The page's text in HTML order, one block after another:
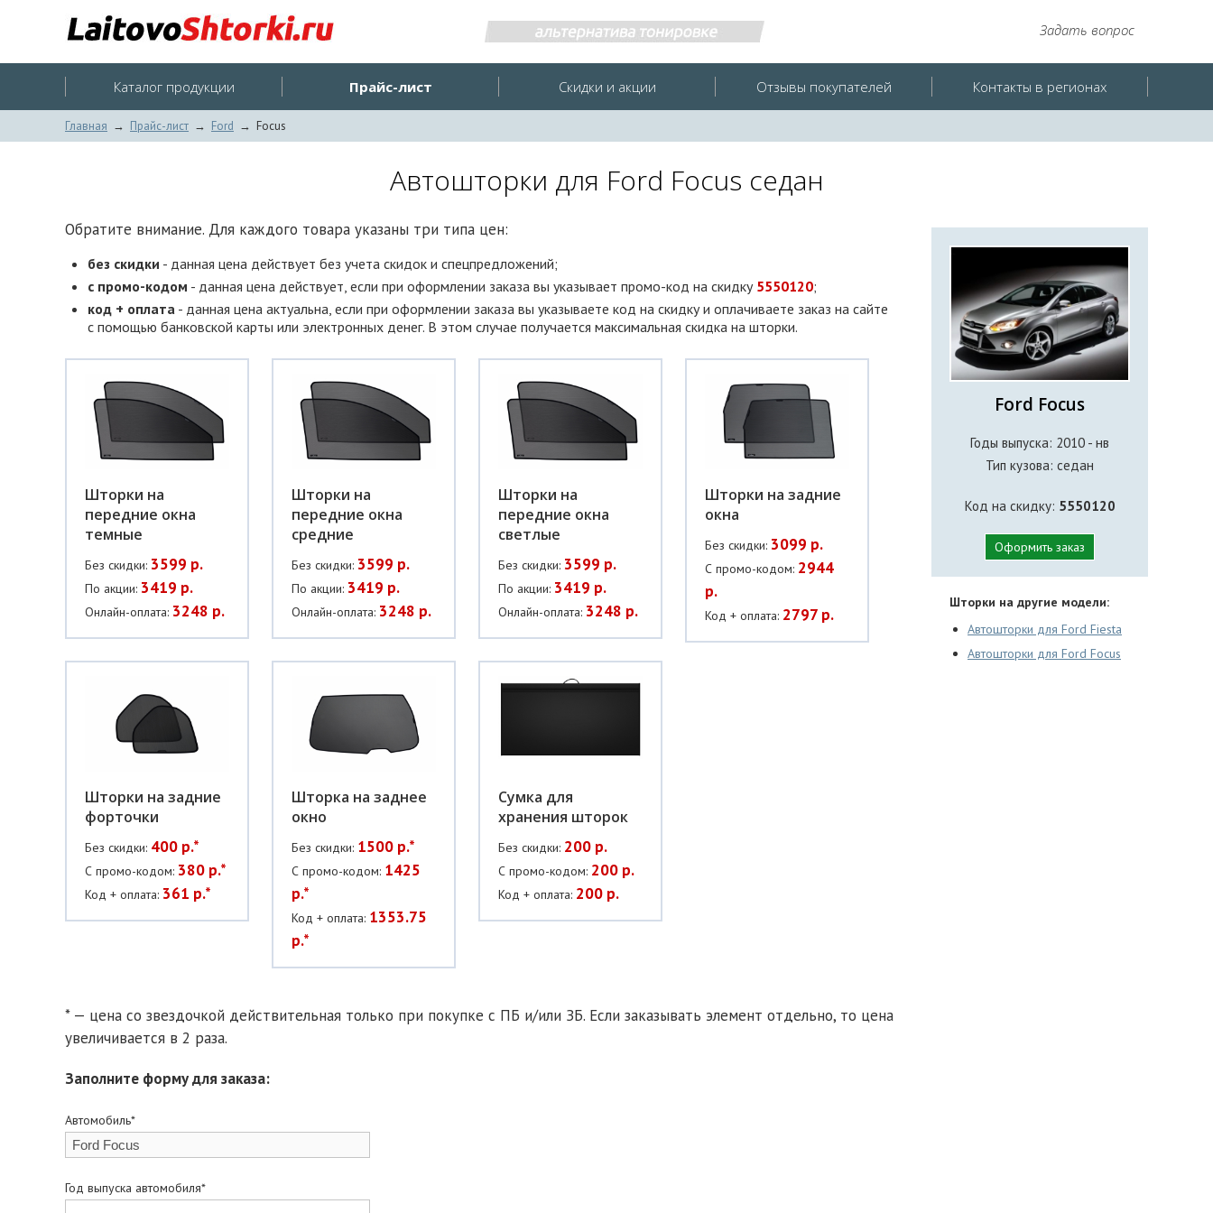
Задать вопрос
Каталог продукции Прайс-лист Скидки и акции Отзывы покупателей Контакты в регионах
Главная → Прайс-лист → Ford → Focus
Автошторки для Ford Focus седан
Обратите внимание. Для каждого товара указаны три типа цен:
без скидки - данная цена действует без учета скидок и спецпредложений;
с промо-кодом - данная цена действует, если при оформлении заказа вы указывает промо-код на скидку 5550120;
код + оплата - данная цена актуальна, если при оформлении заказа вы указываете код на скидку и оплачиваете заказ на сайте
с помощью банковской карты или электронных денег. В этом случае получается максимальная скидка на шторки.
Шторки на
передние окна
темные
Без скидки: 3599 р.
По акции: 3419 р.
Онлайн-оплата: 3248 р.
Шторки на
передние окна
средние
Без скидки: 3599 р.
По акции: 3419 р.
Онлайн-оплата: 3248 р.
Шторки на
передние окна
светлые
Без скидки: 3599 р.
По акции: 3419 р.
Онлайн-оплата: 3248 р.
Шторки на задние
окна
Без скидки: 3099 р.
С промо-кодом: 2944
р.
Код + оплата: 2797 р.
Шторки на задние
форточки
Без скидки: 400 р.*
С промо-кодом: 380 р.*
Код + оплата: 361 р.*
Шторка на заднее
окно
Без скидки: 1500 р.*
С промо-кодом: 1425
р.*
Код + оплата: 1353.75
р.*
Сумка для
хранения шторок
Без скидки: 200 р.
С промо-кодом: 200 р.
Код + оплата: 200 р.
* — цена со звездочкой действительная только при покупке с ПБ и/или ЗБ. Если заказывать элемент отдельно, то цена
увеличивается в 2 раза.
Заполните форму для заказа:
Автомобиль*
Год выпуска автомобиля*
Ford Focus
Годы выпуска: 2010 - нв
Тип кузова: седан
Код на скидку: 5550120
Оформить заказ
Шторки на другие модели:
Автошторки для Ford Fiesta
Автошторки для Ford Focus